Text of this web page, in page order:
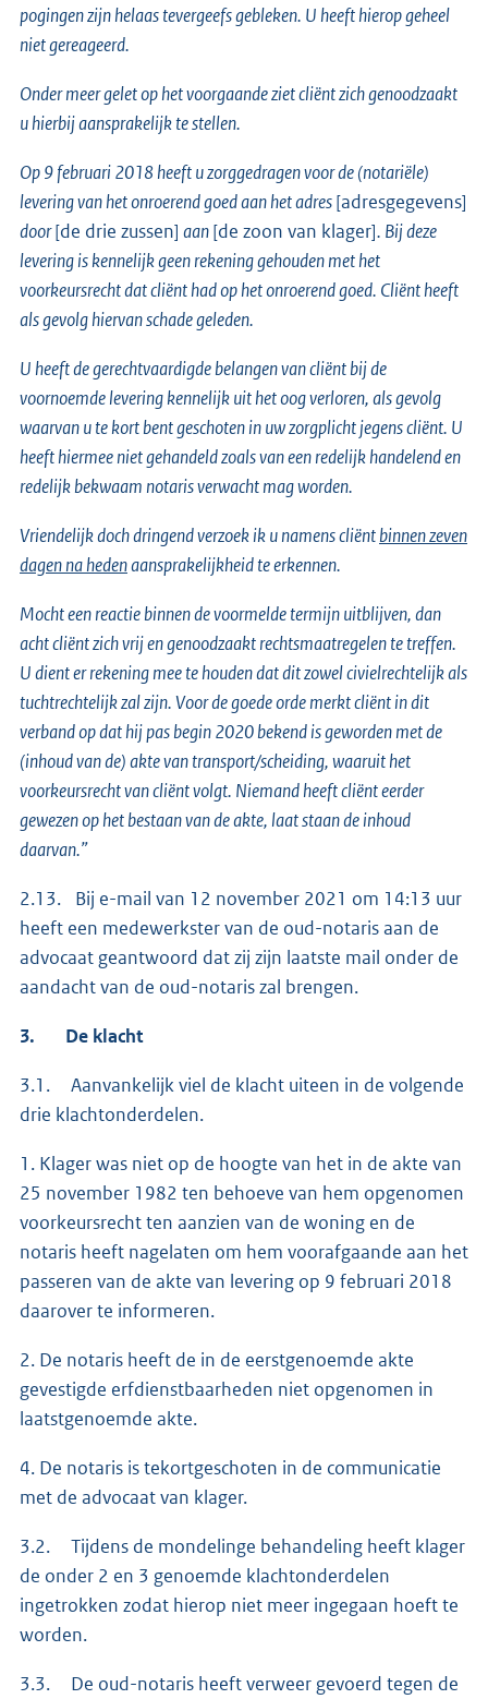
pogingen zijn helaas tevergeefs gebleken. U heeft hierop geheel
niet gereageerd.
Onder meer gelet op het voorgaande ziet cliënt zich genoodzaakt
u hierbij aansprakelijk te stellen.
Op 9 februari 2018 heeft u zorggedragen voor de (notariële)
levering van het onroerend goed aan het adres[adresgegevens]
door[de drie zussen] aan[de zoon van klager]. Bij deze
levering is kennelijk geen rekening gehouden met het
voorkeursrecht dat cliënt had op het onroerend goed. Cliënt heeft
als gevolg hiervan schade geleden.
U heeft de gerechtvaardigde belangen van cliënt bij de
voornoemde levering kennelijk uit het oog verloren, als gevolg
waarvan u te kort bent geschoten in uw zorgplicht jegens cliënt. U
heeft hiermee niet gehandeld zoals van een redelijk handelend en
redelijk bekwaam notaris verwacht mag worden.
Vriendelijk doch dringend verzoek ik u namens cliëntbinnen zeven
dagen na hedenaansprakelijkheid te erkennen.
Mocht een reactie binnen de voormelde termijn uitblijven, dan
acht cliënt zich vrij en genoodzaakt rechtsmaatregelen te treffen.
U dient er rekening mee te houden dat dit zowel civielrechtelijk als
tuchtrechtelijk zal zijn. Voor de goede orde merkt cliënt in dit
verband op dat hij pas begin 2020 bekend is geworden met de
(inhoud van de) akte van transport/scheiding, waaruit het
voorkeursrecht van cliënt volgt. Niemand heeft cliënt eerder
gewezen op het bestaan van de akte, laat staan de inhoud
daarvan.”
2.13. Bij e-mail van 12 november 2021 om 14:13 uur
heeft een medewerkster van de oud-notaris aan de
advocaat geantwoord dat zij zijn laatste mail onder de
aandacht van de oud-notaris zal brengen.
3. De klacht
3.1. Aanvankelijk viel de klacht uiteen in de volgende
drie klachtonderdelen.
1. Klager was niet op de hoogte van het in de akte van
25 november 1982 ten behoeve van hem opgenomen
voorkeursrecht ten aanzien van de woning en de
notaris heeft nagelaten om hem voorafgaande aan het
passeren van de akte van levering op 9 februari 2018
daarover te informeren.
2. De notaris heeft de in de eerstgenoemde akte
gevestigde erfdienstbaarheden niet opgenomen in
laatstgenoemde akte.
4. De notaris is tekortgeschoten in de communicatie
met de advocaat van klager.
3.2. Tijdens de mondelinge behandeling heeft klager
de onder 2 en 3 genoemde klachtonderdelen
ingetrokken zodat hierop niet meer ingegaan hoeft te
worden.
3.3. De oud-notaris heeft verweer gevoerd tegen de